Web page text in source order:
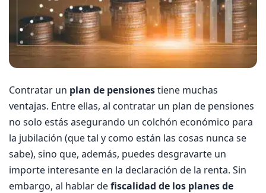
Contratar un plan de pensionestiene muchas
ventajas. Entre ellas, al contratar un plan de pensiones
no solo estás asegurando un colchón económico para
la jubilación (que tal y como están las cosas nunca se
sabe), sino que, además, puedes desgravarte un
importe interesante en la declaración de la renta. Sin
embargo, al hablar defiscalidad de los planes de